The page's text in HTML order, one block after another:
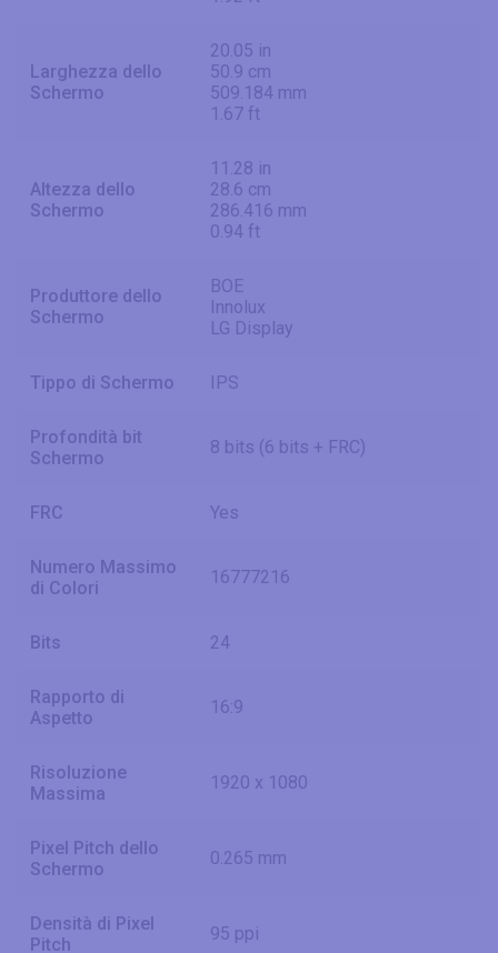
Larghezza dello
Schermo
20.05 in
50.9 cm
509.184 mm
1.67 ft
Altezza dello
Schermo
11.28 in
28.6 cm
286.416 mm
0.94 ft
Produttore dello
Schermo
BOE
Innolux
LG Display
Tippo di Schermo IPS
Profondità bit
Schermo
8 bits (6 bits + FRC)
FRC Yes
Numero Massimo
di Colori
16777216
Bits 24
Rapporto di
Aspetto
16:9
Risoluzione
Massima
1920 x 1080
Pixel Pitch dello
Schermo
0.265 mm
Densità di Pixel
Pitch
95 ppi